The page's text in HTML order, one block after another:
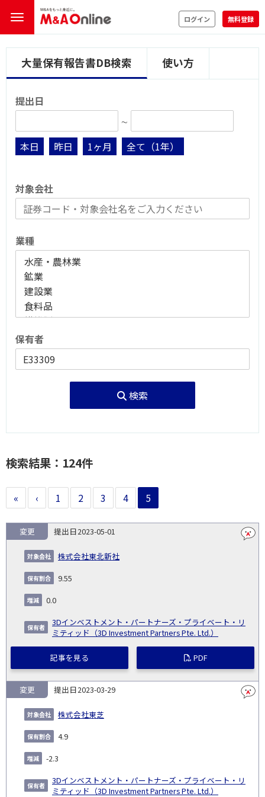
ログイン 無料登録
大量保有報告書DB検索 使い方
提出日
∼
本日
昨日 1ヶ月 全て（1年）
対象会社
業種
保有者
検索
検索結果：124件
« ‹ 1 2 3 4 5
NO.
義
務
発
生
日
提
日
証券
対
象
2023-05-01
株式会社東北新社
変更
9.55
0.0
3Dインベストメント・パートナーズ・プライベート・リ
ミティッド（3D Investment Partners Pte. Ltd.）
記事を見る PDF
2023-03-29
株式会社東芝
変更
4.9
-2.3
3Dインベストメント・パートナーズ・プライベート・リ
ミティッド（3D Investment Partners Pte. Ltd.）